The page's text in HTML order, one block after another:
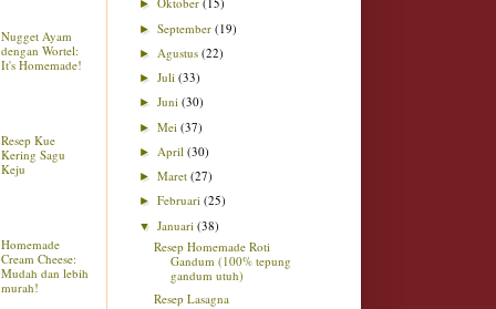
Nugget Ayam
dengan Wortel:
It's Homemade!
Resep Kue
Kering Sagu
Keju
Homemade
Cream Cheese:
Mudah dan lebih
murah!
►
►September(19)
► Agustus(22)
►Juli(33)
►Juni(30)
►Mei(37)
► April(30)
►Maret(27)
►Februari(25)
▼Januari(38)
Resep Homemade Roti
Gandum (100% tepung
gandum utuh)
Resep Lasagna